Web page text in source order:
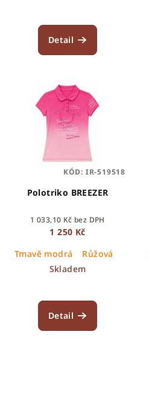
Detail
Polotriko BREEZER
1 033,10 Kč bez DPH
1 250 Kč
Tmavě modrá
Růžová
Skladem
Detail
KÓD: IR-519518